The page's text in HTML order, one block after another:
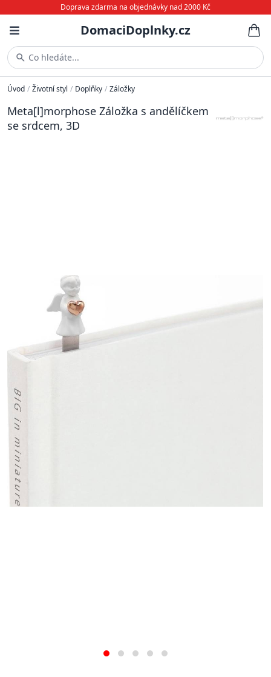
Doprava zdarma na objednávky nad 2000 Kč
DomaciDoplnky.cz
Co hledáte...
Úvod / Životní styl / Doplňky / Záložky
Meta[l]morphose Záložka s andělíčkem
se srdcem, 3D